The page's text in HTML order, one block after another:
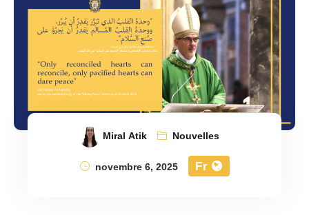
Miral Atik
Nouvelles
novembre 6, 2025
Fr